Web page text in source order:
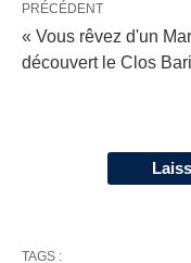
PRÉCÉDENT
« Vous rêvez d'un
découvert le Clos
TAGS :